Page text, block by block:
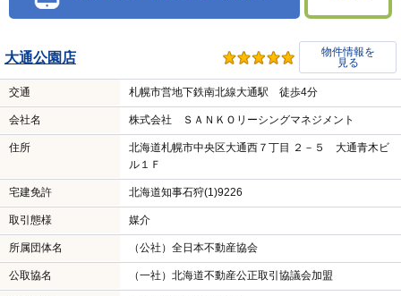
大通公園店
物件情報を
見る
交通 札幌市営地下鉄南北線大通駅 徒歩4分
会社名 株式会社 ＳＡＮＫＯリーシングマネジメント
住所
北海道札幌市中央区大通西７丁目 ２－５ 大通青木ビ
ル１Ｆ
宅建免許 北海道知事石狩(1)9226
取引態様 媒介
所属団体名 （公社）全日本不動産協会
公取協名 （一社）北海道不動産公正取引協議会加盟